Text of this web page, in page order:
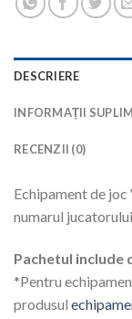
DESCRIERE
INFORMAȚII
RECENZII (0)
Echipament de
numarul
Pachetul include
*Pentru
produsul